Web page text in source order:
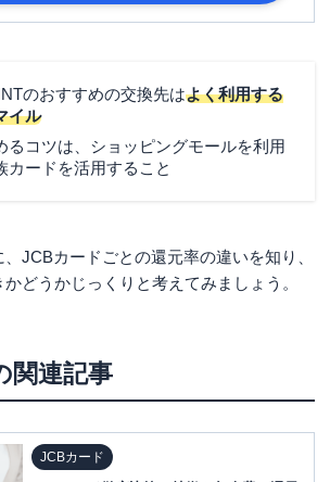
楽天会員に登録済み、満18歳以上、本
生の方。
鑑登録証明書）の原本いずれか1点
か、下記のコピーいずれか2点 ・住民
のおすすめの交換先はよく利用する
イル
るコツは、ショッピングモールを利用
カードを活用すること
JCBカードごとの還元率の違いを知り、
どうかじっくりと考えてみましょう。
関連記事
JCBカード